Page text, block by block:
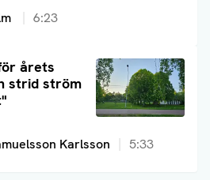
6:23
årets
strid ström
Karlsson 5:33